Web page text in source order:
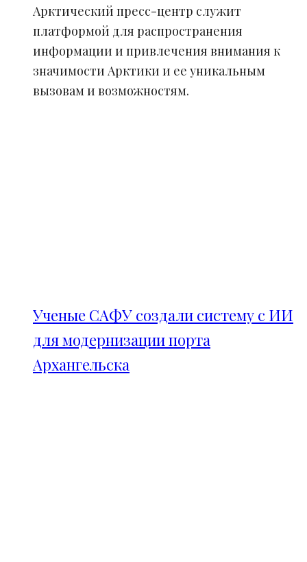
Арктический пресс-центр служит
платформой для распространения
информации и привлечения внимания к
значимости Арктики и ее уникальным
вызовам и возможностям.
Ученые САФУ создали систему с ИИ
для модернизации порта
Архангельска